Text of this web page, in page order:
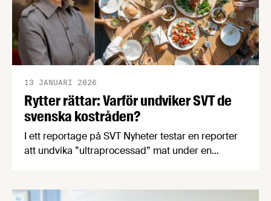
Rytter rättar: Varför undviker SVT de
svenska kostråden?
13 JANUARI 2026
I ett reportage på SVT Nyheter testar en reporter
att undvika ”ultraprocessad” mat under en
den tillhörande NOVA-metoden, något som